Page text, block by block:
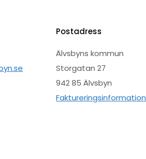
Postadress
Älvsbyns kommun
Storgatan 27
942 85 Älvsbyn
Faktureringsinformation